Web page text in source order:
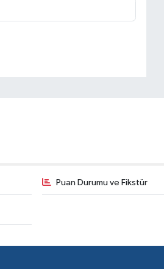
Puan Durumu ve Fikstür